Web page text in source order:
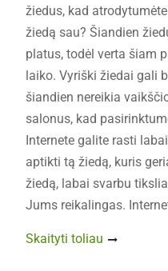
žiedus, kad
žiedą sau? Šiandien
platus, todėl verta šiam
laiko. Vyriški žiedai gali
šiandien nereikia
salonus, kad
Internete galite rasti
aptikti tą žiedą, kuris
žiedą, labai svarbu
Jums reikalingas.
Skaityti toliau